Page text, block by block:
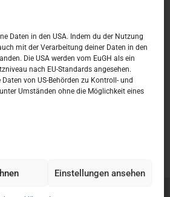
Daten in den USA. Indem du der Nutzung
mit der Verarbeitung deiner Daten in den
Die USA werden vom EuGH als ein
nach EU-Standards angesehen.
von US-Behörden zu Kontroll- und
Umständen ohne die Möglichkeit eines
Einstellungen ansehen
11 12 13 14 15 16
18 19 20 21 22
25 26 27 28 29 30